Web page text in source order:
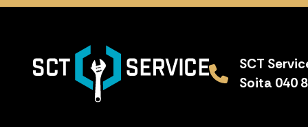
SCT
Soita 040